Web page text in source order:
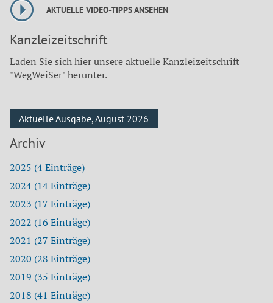
AKTUELLE VIDEO-TIPPS ANSEHEN
Kanzleizeitschrift
Laden Sie sich hier unsere aktuelle Kanzleizeitschrift
"WegWeiSer" herunter.
Aktuelle Ausgabe, August 2026
Archiv
2025 (4 Einträge)
2024 (14 Einträge)
2023 (17 Einträge)
2022 (16 Einträge)
2021 (27 Einträge)
2020 (28 Einträge)
2019 (35 Einträge)
2018 (41 Einträge)